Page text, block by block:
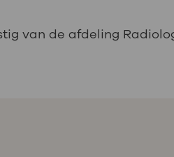
van de afdeling